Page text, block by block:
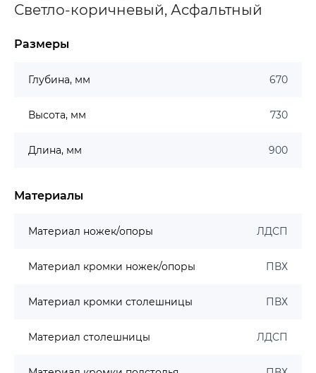
Светло-коричневый, Асфальтный
Размеры
Глубина, мм 670
Высота, мм 730
Длина, мм 900
Материалы
Материал ножек/опоры ЛДСП
Материал кромки ножек/опоры ПВХ
Материал кромки столешницы ПВХ
Материал столешницы ЛДСП